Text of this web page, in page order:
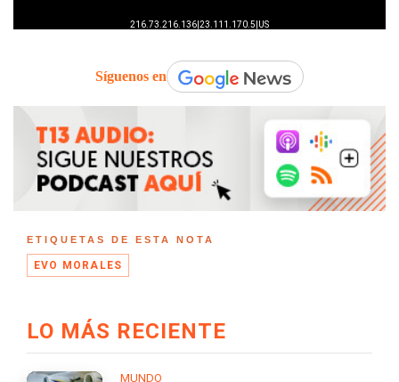
Síguenos en
ETIQUETAS DE ESTA NOTA
EVO MORALES
LO MÁS RECIENTE
MUNDO